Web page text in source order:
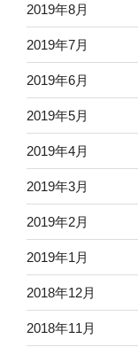
2019年8月
2019年7月
2019年6月
2019年5月
2019年4月
2019年3月
2019年2月
2019年1月
2018年12月
2018年11月